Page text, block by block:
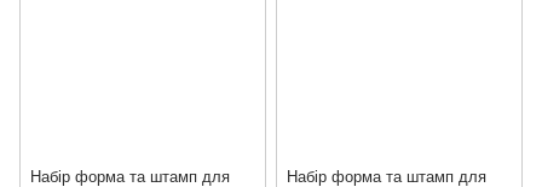
Набір форма та штамп для
Набір форма та штамп для